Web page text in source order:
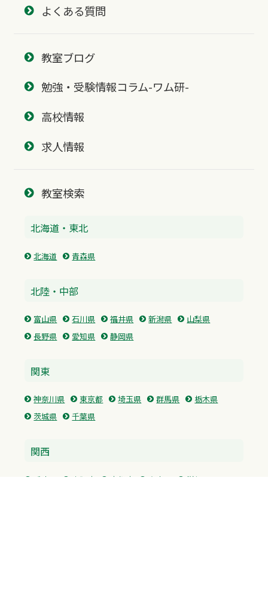
よくある質問
教室ブログ
勉強・受験情報コラム-ワム研-
高校情報
求人情報
教室検索
北海道・東北
北海道 青森県
北陸・中部
富山県 石川県 福井県 新潟県
山梨県
長野県
愛知県 静岡県
関東
神奈川県 東京都 埼玉県 群馬県
栃木県
茨城県
千葉県
関西
兵庫県 大阪府 京都府 奈良県
滋賀県